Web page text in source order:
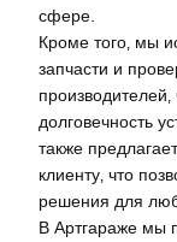
сфере.
Кроме того‚ мы
запчасти и
долговечность
также
клиенту‚ что
решения для
В Артгараже мы